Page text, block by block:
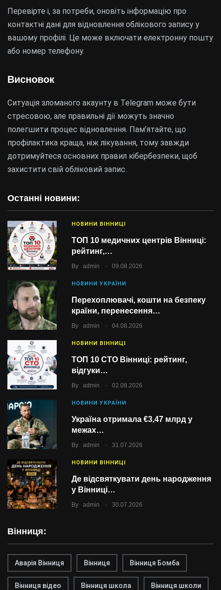
Останні новини:
НОВИНИ ВІННИЦІ
ТОП 10 медичних центрів Вінниці:
рейтинг,…
By admin . 09.08.2026
НОВИНИ УКРАЇНИ
Перехоплювачі, кошти на безпеку
країни, перенесення…
By admin . 04.08.2026
НОВИНИ ВІННИЦІ
ТОП 10 СТО Вінниці: рейтинг,
відгуки…
By admin . 02.08.2026
НОВИНИ УКРАЇНИ
Україна отримала €3,47 млрд у
межах…
By admin . 31.07.2026
НОВИНИ ВІННИЦІ
Де відсвяткувати день народження
у Вінниці…
By admin . 30.07.2026
Вінниця:
Аварія Вінниця Вінниця Вінниця Бомба
Вінниця відео Вінниця школа Вінниця школи
Перевірте і, за потреби, оновіть інформацію про
контактні дані для відновлення облікового запису у
вашому профілі. Це може включати електронну пошту
або номер телефону.
Висновок
Ситуація зломаного акаунту в Telegram може бути
стресовою, але правильні дії можуть значно
полегшити процес відновлення. Пам’ятайте, що
профілактика краща, ніж лікування, тому завжди
дотримуйтеся основних правил кібербезпеки, щоб
захистити свій обліковий запис.